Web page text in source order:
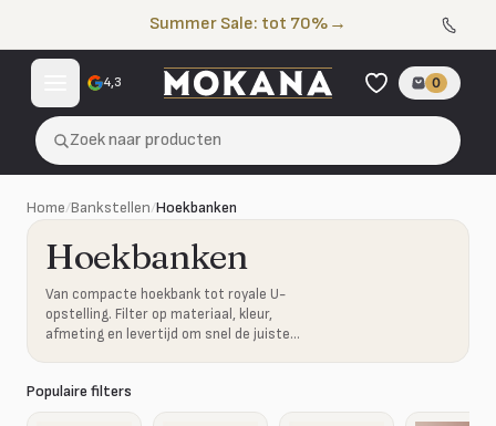
Summer Sale: tot 70% →
4,3 0
Zoek naar producten
Home/Bankstellen/Hoekbanken
Hoekbanken
Van compacte hoekbank tot royale U-
opstelling. Filter op materiaal, kleur,
afmeting en levertijd om snel de juiste
Populaire filters